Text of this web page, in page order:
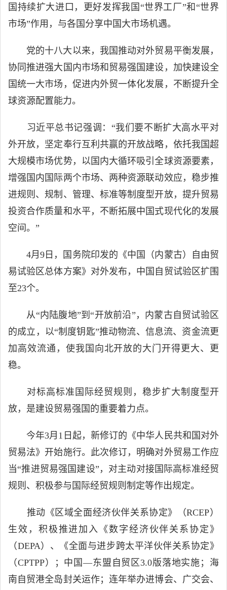
国持续扩大进口，更好发挥我国“世界工厂”和“世界
市场”作用，与各国分享中国大市场机遇。
党的十八大以来，我国推动对外贸易平衡发展，
协同推进强大国内市场和贸易强国建设，加快建设全
国统一大市场，促进内外贸一体化发展，不断提升全
球资源配置能力。
习近平总书记强调：“我们要不断扩大高水平对
外开放，坚定奉行互利共赢的开放战略，依托我国超
大规模市场优势，以国内大循环吸引全球资源要素，
增强国内国际两个市场、两种资源联动效应，稳步推
进规则、规制、管理、标准等制度型开放，提升贸易
投资合作质量和水平，不断拓展中国式现代化的发展
空间。”
4月9日，国务院印发的《中国（内蒙古）自由贸
易试验区总体方案》对外发布，中国自贸试验区扩围
至23个。
从“内陆腹地”到“开放前沿”，内蒙古自贸试验区
的成立，以“制度钥匙”推动物流、信息流、资金流更
加高效流通，使我国向北开放的大门开得更大、更
稳。
对标高标准国际经贸规则，稳步扩大制度型开
放，是建设贸易强国的重要着力点。
今年3月1日起，新修订的《中华人民共和国对外
贸易法》开始施行。此次修订，明确对外贸易工作应
当“推进贸易强国建设”，对主动对接国际高标准经贸
规则、积极参与国际经贸规则制定等作出规定。
推动《区域全面经济伙伴关系协定》（RCEP）
生效，积极推进加入《数字经济伙伴关系协定》
（DEPA）、《全面与进步跨太平洋伙伴关系协定》
（CPTPP）；中国—东盟自贸区3.0版落地实施；海
南自贸港全岛封关运作；连年举办进博会、广交会、